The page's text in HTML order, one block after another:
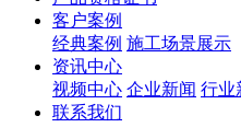
客户案例
经典案例 施工场景展示
资讯中心
视频中心 企业新闻 行业
联系我们